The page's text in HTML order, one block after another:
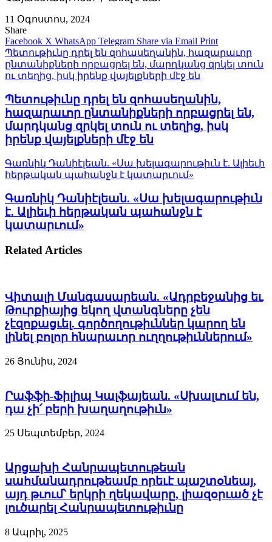
11 Օգոստոս, 2024
Share
Facebook X WhatsApp Telegram Share via Email Print
Պետութիւնը դրել են զոհասեղանին, հազարաւոր
ընտանիքների որբացրել են, մարդկանց զրկել տուն
ու տեղից, իսկ իրենք վայելքների մէջ են
Պետութիւնը դրել են զոհասեղանին,
հազարաւոր ընտանիքների որբացրել են,
մարդկանց զրկել տուն ու տեղից, իսկ
իրենք վայելքների մէջ են
Գառնիկ Դանիէլեան. «Սա խելագարութիւն է. Ալիեւի
հերթական պահանջն է կատարւում»
Գառնիկ Դանիէլեան. «Սա խելագարութիւն
է. Ալիեւի հերթական պահանջն է
կատարւում»
Related Articles
Վիտալի Մանգասարեան. «Ադրբեջանից եւ
Թուրքիայից եկող վտանգները չեն
չէզոքացւել. գործողութիւններ կարող են
լինել բոլոր հնարաւոր ուղղութիւններում»
26 Յունիս, 2024
Րաֆֆի-Ֆիլիպ Կալֆայեան. «Սխալւում են,
դա չի՛ բերի խաղաղութիւն»
25 Սեպտեմբեր, 2024
Արցախի Հանրապետութեան
սահմանադրութեամբ որեւէ պաշտօնեայ,
այդ թւում՝ երկրի ղեկավարը, լիազօրւած չէ
լուծարել Հանրապետութիւնը
8 Ապրիլ, 2025